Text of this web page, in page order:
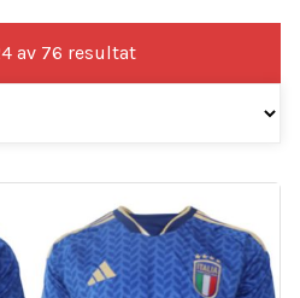
av 76 resultatSortera
efter